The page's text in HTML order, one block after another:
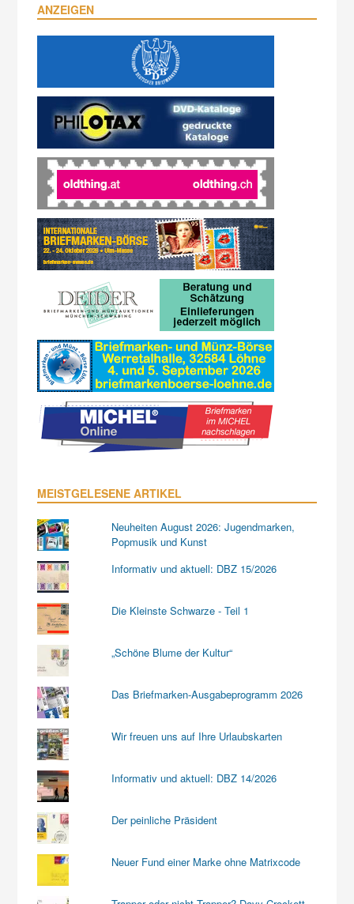
ANZEIGEN
MEISTGELESENE ARTIKEL
Neuheiten August 2026: Jugendmarken,
Popmusik und Kunst
Informativ und aktuell: DBZ 15/2026
Die Kleinste Schwarze - Teil 1
„Schöne Blume der Kultur“
Das Briefmarken-Ausgabeprogramm 2026
Wir freuen uns auf Ihre Urlaubskarten
Informativ und aktuell: DBZ 14/2026
Der peinliche Präsident
Neuer Fund einer Marke ohne Matrixcode